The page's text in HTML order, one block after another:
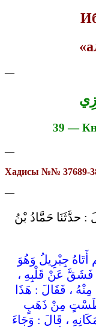
—
39 —
—
Хадисы №№ 37689-
—
حدَّثَنَا حَمَّادُ بْنُ
جِبْرِيلُ وَهُوَ
فَشَقَّ عَنْ قَلْبِهِ ،
، فَقَالَ : هَذَا
طَسْتٍ مِنْ ذَهَبٍ
، قَالَ : وَجَاءَ